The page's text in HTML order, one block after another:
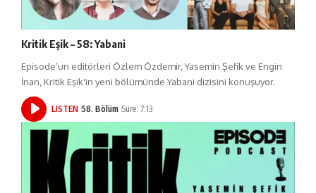
Kritik Eşik – 58: Yabani
Episode’un editörleri Özlem Özdemir, Yasemin Şefik ve Engin
İnan, Kritik Eşik'in yeni bölümünde Yabani dizisini konuşuyor.
LISTEN 58. Bölüm Süre: 7:13